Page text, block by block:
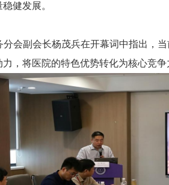
健发展。
会副会长杨茂兵在开幕词中指出，
，将医院的特色优势转化为核心竞争